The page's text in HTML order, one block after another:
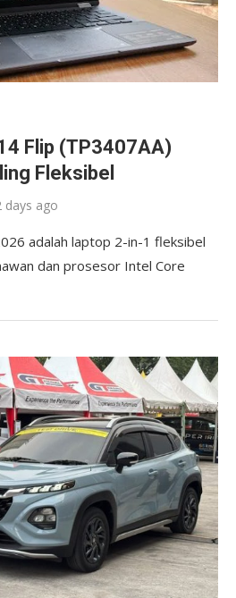
Flip (TP3407AA)
Fleksibel
days ago
adalah laptop 2-in-1 fleksibel
dan prosesor Intel Core